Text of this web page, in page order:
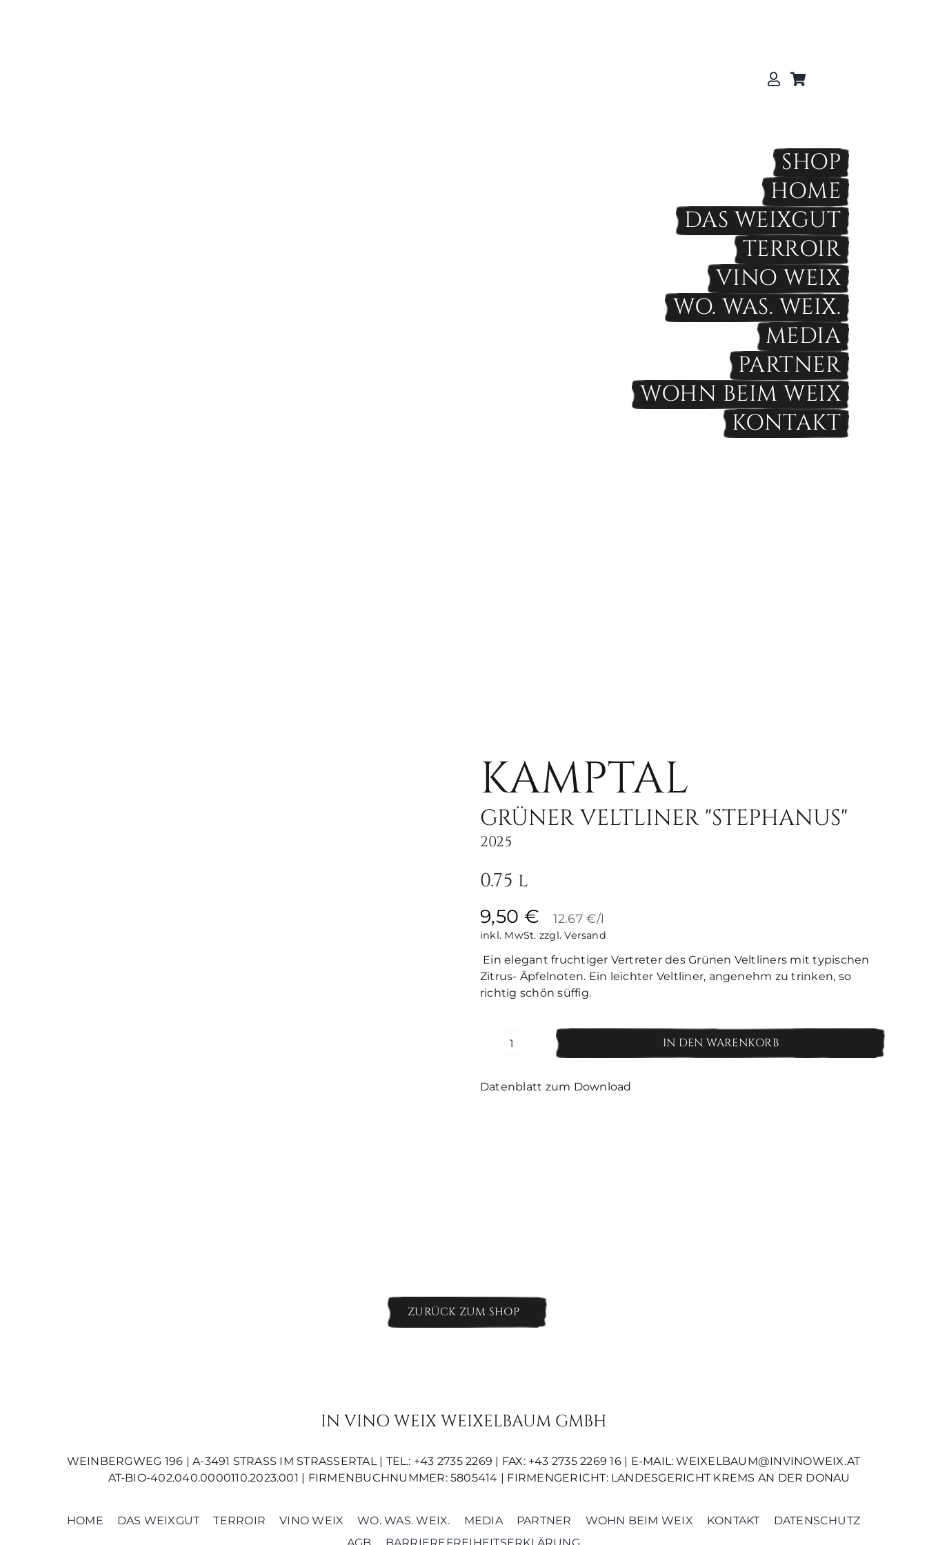
SHOP
HOME
DAS WEIXGUT
TERROIR
VINO WEIX
WO. WAS. WEIX.
MEDIA
PARTNER
WOHN BEIM WEIX
KONTAKT
KAMPTAL
GRÜNER VELTLINER "STEPHANUS"
2025
0.75 l
9,50 € 12.67 €/l
inkl. MwSt. zzgl. Versand
Ein elegant fruchtiger Vertreter des Grünen Veltliners mit typischen
Zitrus- Äpfelnoten. Ein leichter Veltliner, angenehm zu trinken, so
richtig schön süffig.
Grüner
„Stephanus“
IN DEN WARENKORB
Datenblatt zum Download
ZURÜCK ZUM SHOP
IN VINO WEIX WEIXELBAUM GMBH
WEINBERGWEG 196 | A-3491 STRASS IM STRASSERTAL | TEL.: +43 2735 2269 | FAX: +43 2735 2269 16 | E-MAIL: WEIXELBAUM@INVINOWEIX.AT
AT-BIO-402.040.0000110.2023.001 | FIRMENBUCHNUMMER: 5805414 | FIRMENGERICHT: LANDESGERICHT KREMS AN DER DONAU
HOME DAS WEIXGUT TERROIR VINO WEIX WO. WAS. WEIX. MEDIA PARTNER WOHN BEIM WEIX KONTAKT
DATENSCHUTZ